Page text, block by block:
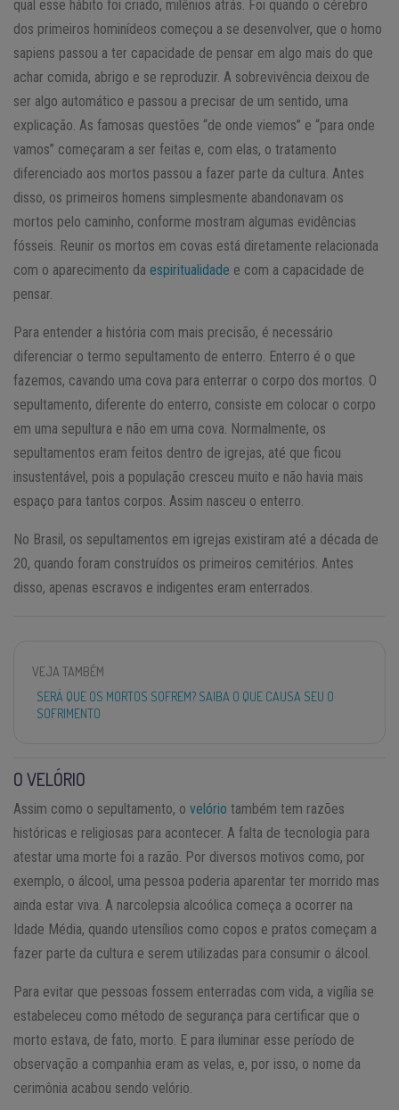
qual esse hábito foi criado, milênios atrás. Foi quando o cérebro
dos primeiros hominídeos começou a se desenvolver, que o homo
sapiens passou a ter capacidade de pensar em algo mais do que
achar comida, abrigo e se reproduzir. A sobrevivência deixou de
ser algo automático e passou a precisar de um sentido, uma
explicação. As famosas questões “de onde viemos” e “para onde
vamos” começaram a ser feitas e, com elas, o tratamento
diferenciado aos mortos passou a fazer parte da cultura. Antes
disso, os primeiros homens simplesmente abandonavam os
mortos pelo caminho, conforme mostram algumas evidências
fósseis. Reunir os mortos em covas está diretamente relacionada
com o aparecimento da espiritualidade e com a capacidade de
pensar.
Para entender a história com mais precisão, é necessário
diferenciar o termo sepultamento de enterro. Enterro é o que
fazemos, cavando uma cova para enterrar o corpo dos mortos. O
sepultamento, diferente do enterro, consiste em colocar o corpo
em uma sepultura e não em uma cova. Normalmente, os
sepultamentos eram feitos dentro de igrejas, até que ficou
insustentável, pois a população cresceu muito e não havia mais
espaço para tantos corpos. Assim nasceu o enterro.
No Brasil, os sepultamentos em igrejas existiram até a década de
20, quando foram construídos os primeiros cemitérios. Antes
disso, apenas escravos e indigentes eram enterrados.
VEJA TAMBÉM
SERÁ QUE OS MORTOS SOFREM? SAIBA O QUE CAUSA SEU O
SOFRIMENTO
O VELÓRIO
Assim como o sepultamento, o velório também tem razões
históricas e religiosas para acontecer. A falta de tecnologia para
atestar uma morte foi a razão. Por diversos motivos como, por
exemplo, o álcool, uma pessoa poderia aparentar ter morrido mas
ainda estar viva. A narcolepsia alcoólica começa a ocorrer na
Idade Média, quando utensílios como copos e pratos começam a
fazer parte da cultura e serem utilizadas para consumir o álcool.
Para evitar que pessoas fossem enterradas com vida, a vigília se
estabeleceu como método de segurança para certificar que o
morto estava, de fato, morto. E para iluminar esse período de
observação a companhia eram as velas, e, por isso, o nome da
cerimônia acabou sendo velório.